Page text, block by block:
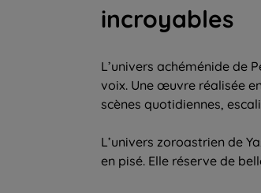
incroyables
L’univers achéménide de
voix. Une œuvre réalisée
scènes quotidiennes,
L’univers zoroastrien de
en pisé. Elle réserve de